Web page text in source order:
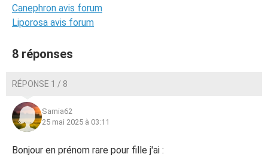
Canephron avis forum
Liporosa avis forum
8 réponses
RÉPONSE 1 / 8
Samia62
25 mai 2025 à 03:11
Bonjour en prénom rare pour fille j'ai :